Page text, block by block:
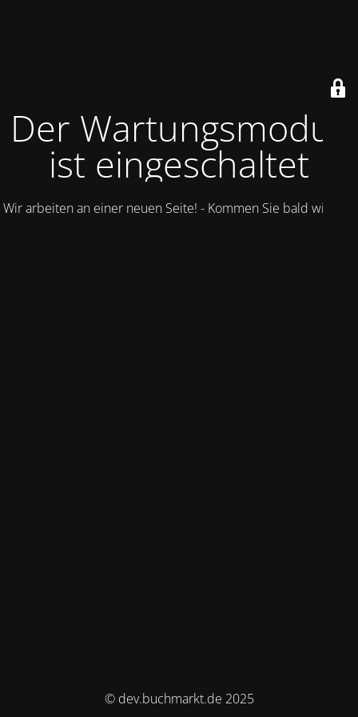
Der Wartungsmodus
ist eingeschaltet
Wir arbeiten an einer neuen Seite! - Kommen Sie bald wieder.
© dev.buchmarkt.de 2025